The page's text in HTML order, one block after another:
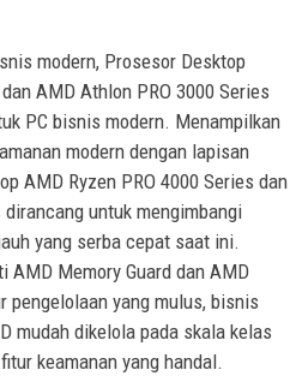
modern, Prosesor Desktop
AMD Athlon PRO 3000 Series
PC bisnis modern. Menampilkan
modern dengan lapisan
AMD Ryzen PRO 4000 Series dan
untuk mengimbangi
yang serba cepat saat ini.
AMD Memory Guard dan AMD
pengelolaan yang mulus, bisnis
mudah dikelola pada skala kelas
keamanan yang handal.